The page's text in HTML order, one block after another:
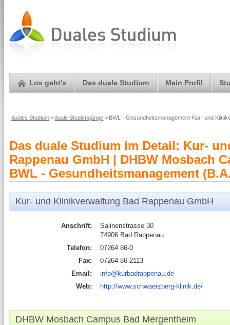
Los geht's Das duale Studium Mein Profil
duales Studium> duale Studiengänge > BWL - Gesundheitsmanagement-Kur- und
Das duale Studium im Detail: Kur-
Rappenau GmbH | DHBW Mosbach
BWL - Gesundheitsmanagement
Kur- und Klinikverwaltung Bad Rappenau GmbH
Anschrift:
Salinenstrasse 30
74906 Bad Rappenau
Telefon:
07264 86-0
Fax:
07264 86-2113
Email:
info@kurbadrappenau.de
Web:
http://www.schwaerzberg-klinik.de/
DHBW Mosbach Campus Bad Mergentheim